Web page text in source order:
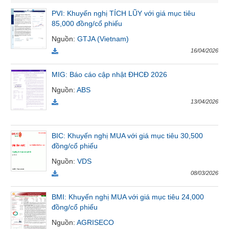
PVI: Khuyến nghị TÍCH LŨY với giá mục tiêu
85,000 đồng/cổ phiếu
Nguồn:GTJA (Vietnam)
16/04/2026
MIG: Báo cáo cập nhật ĐHCĐ 2026
Nguồn:ABS
13/04/2026
BIC: Khuyến nghị MUA với giá mục tiêu 30,500
đồng/cổ phiếu
Nguồn:VDS
08/03/2026
BMI: Khuyến nghị MUA với giá mục tiêu 24,000
đồng/cổ phiếu
Nguồn:AGRISECO
VỤ
TRUYỀN
THÔNG
TIỆN
ÍCH
BẤT
ĐỘNG
Mã
chứng
khoán
(-)